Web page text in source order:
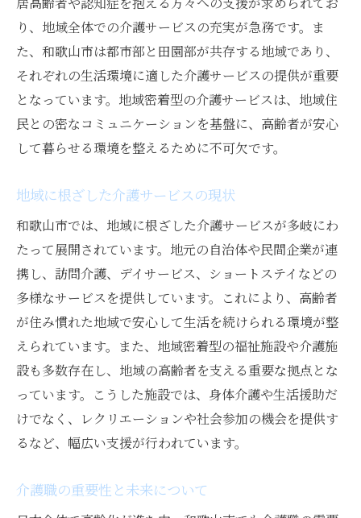
り、地域全体での介護サービスの充実が急務です。ま
た、和歌山市は都市部と田園部が共存する地域であり、
それぞれの生活環境に適した介護サービスの提供が重要
となっています。地域密着型の介護サービスは、地域住
民との密なコミュニケーションを基盤に、高齢者が安心
して暮らせる環境を整えるために不可欠です。
地域に根ざした介護サービスの現状
和歌山市では、地域に根ざした介護サービスが多岐にわ
たって展開されています。地元の自治体や民間企業が連
携し、訪問介護、デイサービス、ショートステイなどの
多様なサービスを提供しています。これにより、高齢者
が住み慣れた地域で安心して生活を続けられる環境が整
えられています。また、地域密着型の福祉施設や介護施
設も多数存在し、地域の高齢者を支える重要な拠点とな
っています。こうした施設では、身体介護や生活援助だ
けでなく、レクリエーションや社会参加の機会を提供す
るなど、幅広い支援が行われています。
介護職の重要性と未来について